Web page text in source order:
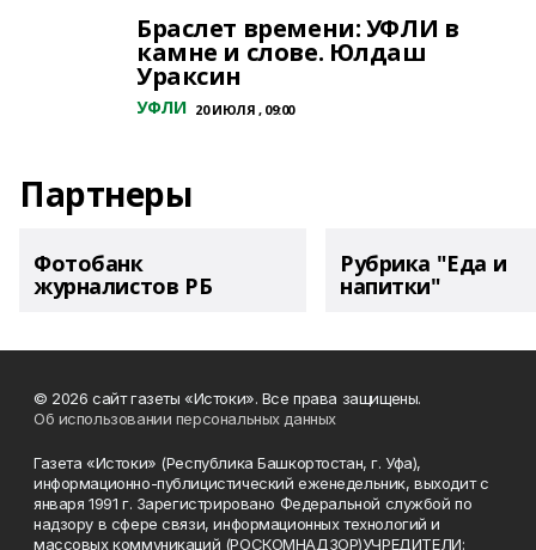
Браслет времени: УФЛИ в
камне и слове. Юлдаш
Ураксин
УФЛИ 20 ИЮЛЯ , 09:00
Партнеры
Фотобанк
журналистов РБ
Рубрика "Еда и
напитки"
© 2026 сайт газеты «Истоки». Все права защищены.
Об использовании персональных данных
Газета «Истоки» (Республика Башкортостан, г. Уфа),
информационно-публицистический еженедельник, выходит с
января 1991 г. Зарегистрировано Федеральной службой по
надзору в сфере связи, информационных технологий и
массовых коммуникаций (РОСКОМНАДЗОР)УЧРЕДИТЕЛИ: